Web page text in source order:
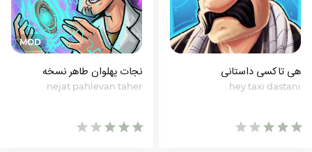
هی تاکسی داستانی
hey taxi dastani
نجات پهلوان طاهر نسخه
nejat pahlevan taher